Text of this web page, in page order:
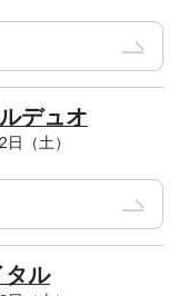
デュオ
（土）
タル